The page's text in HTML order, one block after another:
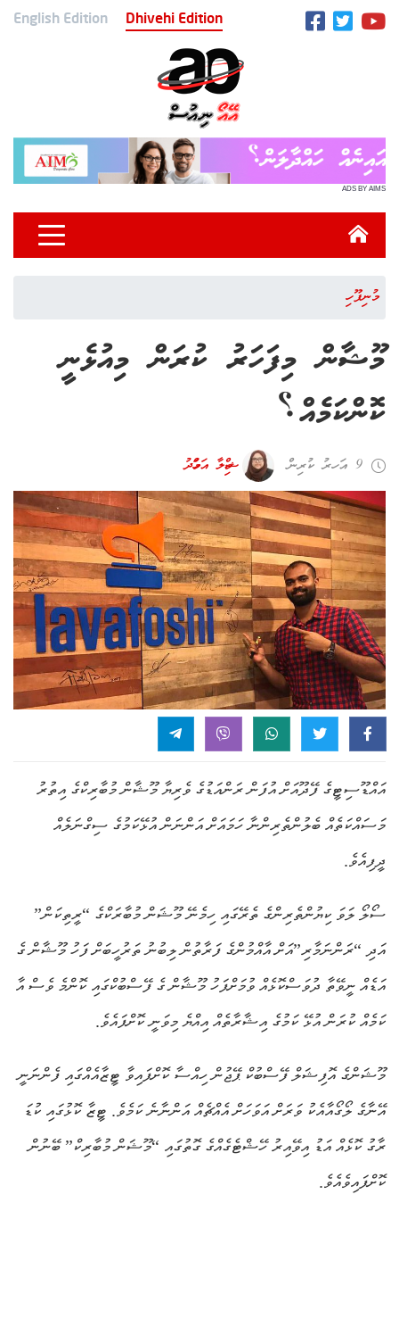
English Edition Dhivehi Edition
ADS BY AIMS
މުނިފޫހި
މޫޝާން މިފަހަރު ކުރަން މިއުޅެނީ
ކޮންކަމެއް؟
9 އަހރު ކުރިން ޝިމްލާ އަހްމަދު
އައްޑޫސިޓީގެ ފޭދޫއަށް އުފަން ރަންއަޑުގެ ވެރިޔާ މޫޝާން މުބާރިކްގެ އިތުރު
މަސައްކަތެއް ބެލުންތެރިންނާ ހަމައަށް އަންނަން އުޅޭކަމުގެ ސިގްނަލެއް
ދީފިއެވެ.
ސޯލޯ ލަވަ ކިޔުންތެރިންގެ ތެރޭގައި ހިމެނޭ މޫޝަން މުބާރަކްގެ “ރީތިކަން”
އަދި “ރަންނަމާރި”އަށް އާއްމުންގެ ފަރާތުން ލިބުނު ތަރުހީބަށް ފަހު މޫޝާން ގެ
އަޑެއް ނީވޭތާ ދުވަސްކޮޅެއް ވުމަށްފަހު މޫޝާން ގެ ފޭސްބުކްގައި ކޮންމެ ވެސް އާ
ކަމެއް ކުރަން އުޅޭ ކަމުގެ އިޝާރާތެއް އިއްޔެ މިވަނީ ކޮށްފައެވެ.
މޫޝަންގެ އޮފިޝަލް ފޭސްބުކް ޕޭޖުން ހިއްސާ ކޮށްފައިވާ ޓީޒާއެއްގައި ފެންނަނީ
އޭނާގެ ލޯގޯއާއެކު ވަރަށް އަވަހަށް އެއްޗެއް އަންނާނެ ކަމެވެ. ޓީޒާ ކޮޅުގައި ކުޑަ
ރާގު ކޮޅެއް އަޑު އިވޭއިރު ހޭޝްޓެގެއްގެ ގޮތުގައި “މޫޝަން މުބާރިކް” ބޭނުން
ކޮށްފައިވެއެވެ.